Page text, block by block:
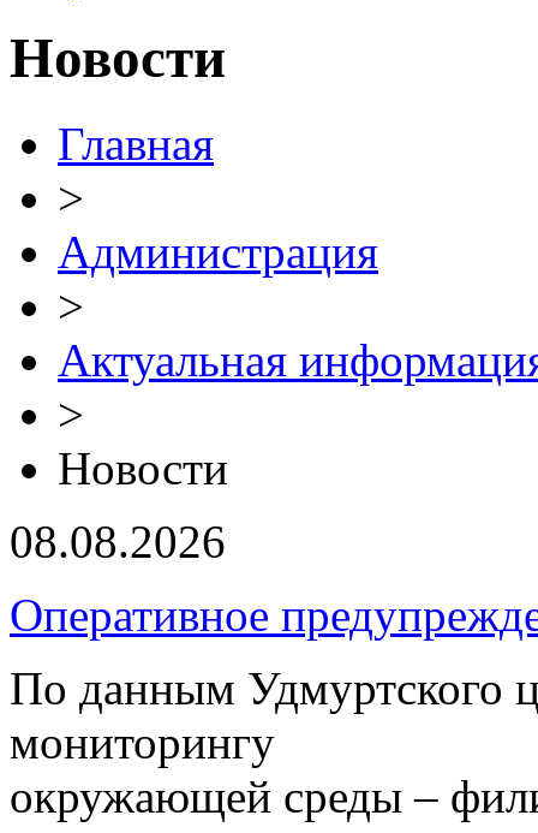
Новости
Главная
>
Администрация
>
Актуальная
>
Новости
08.08.2026
Оперативное
По данным Удмуртского
мониторингу
окружающей среды –